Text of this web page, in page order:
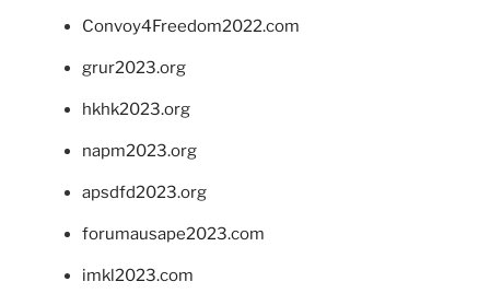
Convoy4Freedom2022.com
grur2023.org
hkhk2023.org
napm2023.org
apsdfd2023.org
forumausape2023.com
imkl2023.com